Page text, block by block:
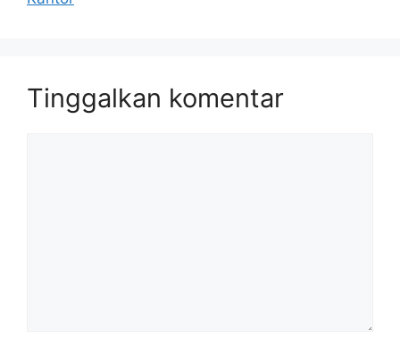
Tinggalkan komentar